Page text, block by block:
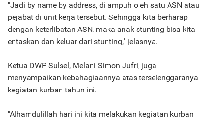
"Jadi by name by address, di ampuh oleh satu ASN atau
pejabat di unit kerja tersebut. Sehingga kita berharap
dengan keterlibatan ASN, maka anak stunting bisa kita
entaskan dan keluar dari stunting," jelasnya.
Ketua DWP Sulsel, Melani Simon Jufri, juga
menyampaikan kebahagiaannya atas terselenggaranya
kegiatan kurban tahun ini.
"Alhamdulillah hari ini kita melakukan kegiatan kurban